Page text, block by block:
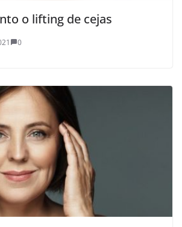
o lifting de cejas
0